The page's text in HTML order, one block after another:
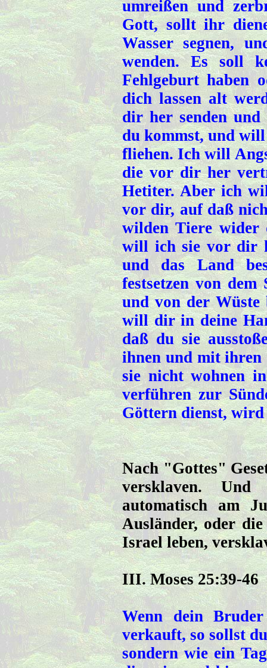
umreißen und
Gott, sollt ihr
Wasser segnen,
wenden. Es soll
Fehlgeburt haben
dich lassen alt
dir her senden
du kommst, und
fliehen. Ich will
die vor dir her
Hetiter. Aber ich
vor dir, auf daß
wilden Tiere wider
will ich sie vor dir
und das Land
festsetzen von
und von der
will dir in deine
daß du sie
ihnen und mit ihren
sie nicht wohnen
verführen zur
Göttern dienst,
Nach "Gottes"
versklaven.
automatisch am
Ausländer, oder
Israel leben,
III. Moses 25:39-46
Wenn dein
verkauft, so sollst
sondern wie ein